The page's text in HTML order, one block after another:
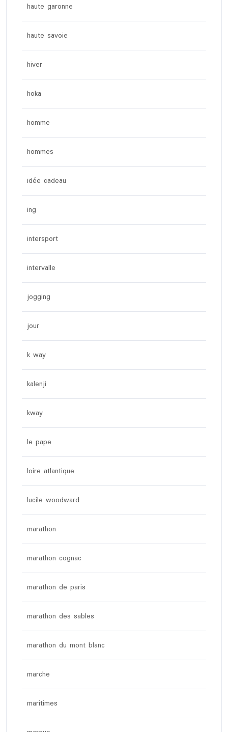
haute garonne
haute savoie
hiver
hoka
homme
hommes
idée cadeau
ing
intersport
intervalle
jogging
jour
k way
kalenji
kway
le pape
loire atlantique
lucile woodward
marathon
marathon cognac
marathon de paris
marathon des sables
marathon du mont blanc
marche
maritimes